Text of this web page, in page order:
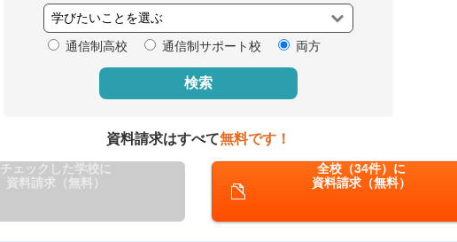
通信制高校 通信制サポート校 両方
検索
資料請求はすべて無料です！
チェックした学校に
資料請求（無料）
全校（34件）に
資料請求（無料）